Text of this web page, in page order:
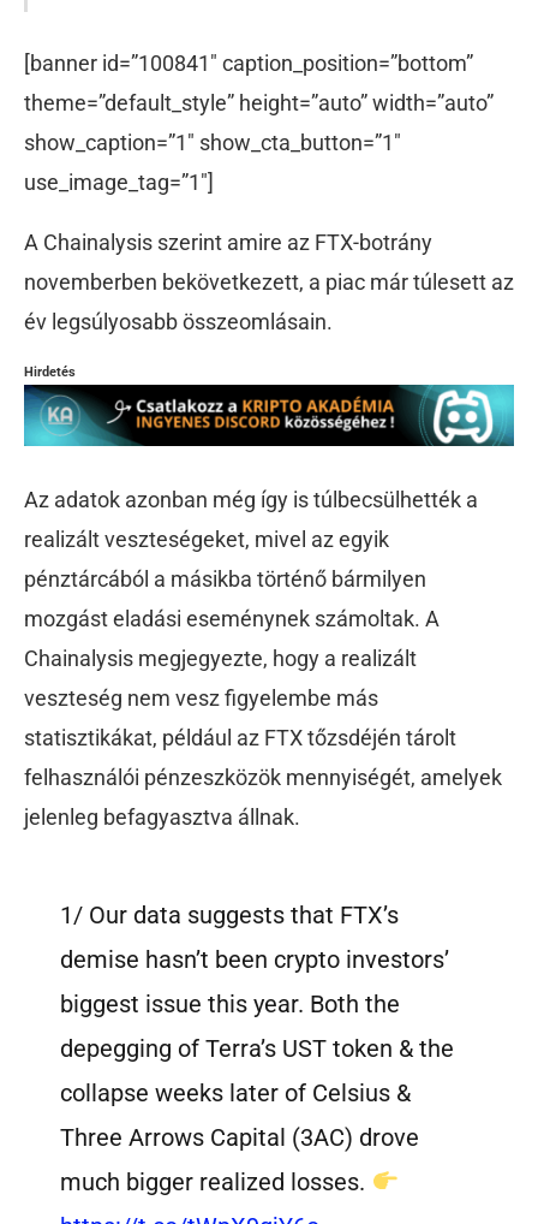
[banner id=”100841″ caption_position=”bottom”
theme=”default_style” height=”auto” width=”auto”
show_caption=”1″ show_cta_button=”1″
use_image_tag=”1″]
A Chainalysis szerint amire az FTX-botrány
novemberben bekövetkezett, a piac már túlesett az
év legsúlyosabb összeomlásain.
Hirdetés
Az adatok azonban még így is túlbecsülhették a
realizált veszteségeket, mivel az egyik
pénztárcából a másikba történő bármilyen
mozgást eladási eseménynek számoltak. A
Chainalysis megjegyezte, hogy a realizált
veszteség nem vesz figyelembe más
statisztikákat, például az FTX tőzsdéjén tárolt
felhasználói pénzeszközök mennyiségét, amelyek
jelenleg befagyasztva állnak.
1/ Our data suggests that FTX’s
demise hasn’t been crypto investors’
biggest issue this year. Both the
depegging of Terra’s UST token & the
collapse weeks later of Celsius &
Three Arrows Capital (3AC) drove
much bigger realized losses.